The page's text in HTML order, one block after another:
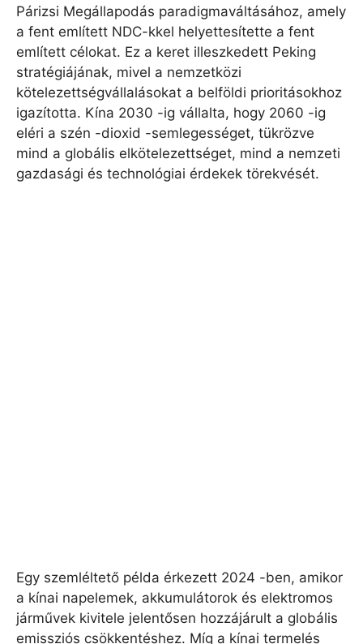
Párizsi Megállapodás paradigmaváltásához, amely
a fent említett NDC-kkel helyettesítette a fent
említett célokat. Ez a keret illeszkedett Peking
stratégiájának, mivel a nemzetközi
kötelezettségvállalásokat a belföldi prioritásokhoz
igazította. Kína 2030 -ig vállalta, hogy 2060 -ig
eléri a szén -dioxid -semlegességet, tükrözve
mind a globális elkötelezettséget, mind a nemzeti
gazdasági és technológiai érdekek törekvését.
Egy szemléltető példa érkezett 2024 -ben, amikor
a kínai napelemek, akkumulátorok és elektromos
járművek kivitele jelentősen hozzájárult a globális
emissziós csökkentéshez. Míg a kínai termelés